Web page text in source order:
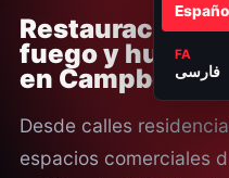
FA
فارسی
Restauraci?n
fuego y humo
en Campbell, CA
Desde calles
espacios comerciales